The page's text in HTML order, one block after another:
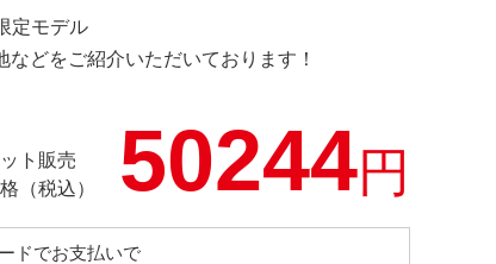
定モデル
どをご紹介いただいております！
ト販売
（税込）
50244円
ドでお支払いで